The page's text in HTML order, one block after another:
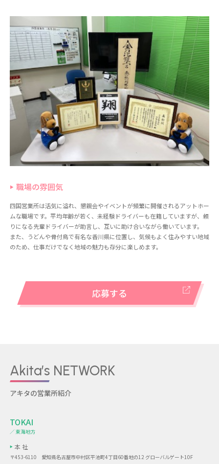
職場の雰囲気
四国営業所は活気に溢れ、懇親会やイベントが頻繁に開催されるアットホー
ムな職場です。平均年齢が若く、未経験ドライバーも在籍していますが、頼
りになる先輩ドライバーが助言し、互いに助け合いながら働いています。
また、うどんや骨付鳥で有名な香川県に位置し、気候もよく住みやすい地域
のため、仕事だけでなく地域の魅力も存分に楽しめます。
応募する
Akita’s NETWORK
アキタの営業所紹介
TOKAI
／ 東海地方
本 社
〒453-6110 愛知県名古屋市中村区平池町4丁目60番地の12 グローバルゲート10F